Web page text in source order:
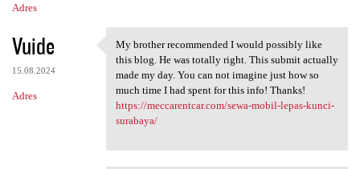
Adres
Vuide
15.08.2024
Adres
My brother recommended I
My brother recommended I would possibly like
this blog. He was totally right. This submit actually
made my day. You can not imagine just how so
much time I had spent for this info! Thanks!
https://meccarentcar.com/sewa-mobil-lepas-kunci-
surabaya/